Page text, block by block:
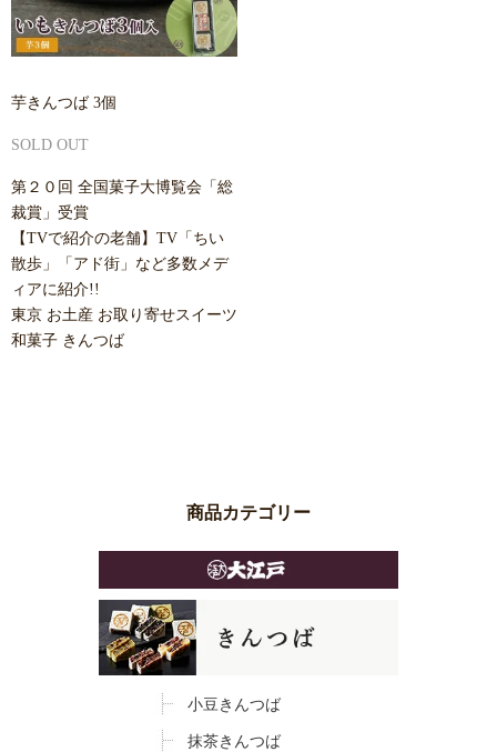
芋きんつば 3個
SOLD OUT
第２０回 全国菓子大博覧会「総
裁賞」受賞
【TVで紹介の老舗】TV「ちい
散歩」「アド街」など多数メデ
ィアに紹介!!
東京 お土産 お取り寄せスイーツ
和菓子 きんつば
商品カテゴリー
小豆きんつば
抹茶きんつば